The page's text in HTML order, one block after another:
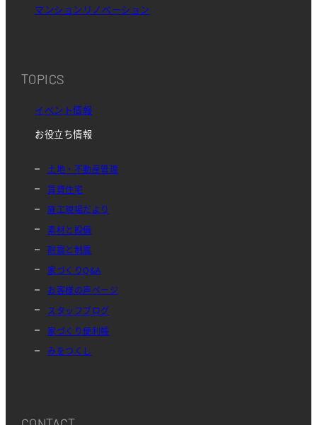
マンションリノベーション
TOPICS
イベント情報
お役立ち情報
土地・不動産管理
賃貸住宅
施工現場だより
素材と設備
耐震と制震
家づくりQ&A
お客様の声ページ
スタッフブログ
家づくり便利帳
みをつくし